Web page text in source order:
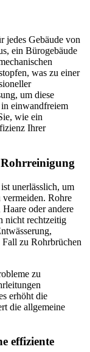
jedes Gebäude von
ein Bürogebäude
was zu einer
um diese
in einwandfreiem
wie ein
Ihrer
unerlässlich, um
vermeiden. Rohre
oder andere
nicht rechtzeitig
zu Rohrbrüchen
zu
erhöht die
die allgemeine
effiziente